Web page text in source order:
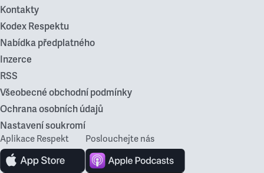
Kontakty
Kodex Respektu
Nabídka předplatného
Inzerce
RSS
Všeobecné obchodní podmínky
Ochrana osobních údajů
Nastavení soukromí
Aplikace Respekt Poslouchejte nás